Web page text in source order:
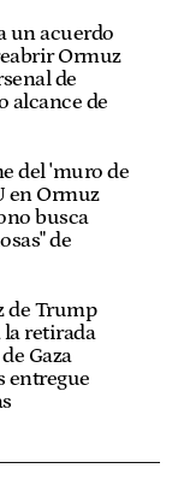
un acuerdo
Ormuz
de
alcance de
del 'muro de
en Ormuz
busca
de
de Trump
retirada
Gaza
entregue